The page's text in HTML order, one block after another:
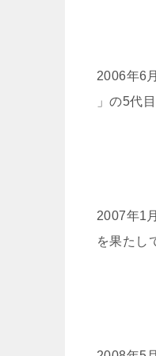
2006年6
」の5代
2007年1
を果たし